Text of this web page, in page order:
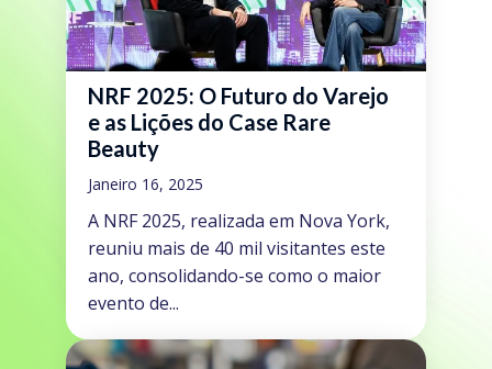
NRF 2025: O Futuro do Varejo
e as Lições do Case Rare
Beauty
Janeiro 16, 2025
A NRF 2025, realizada em Nova York,
reuniu mais de 40 mil visitantes este
ano, consolidando-se como o maior
evento de...